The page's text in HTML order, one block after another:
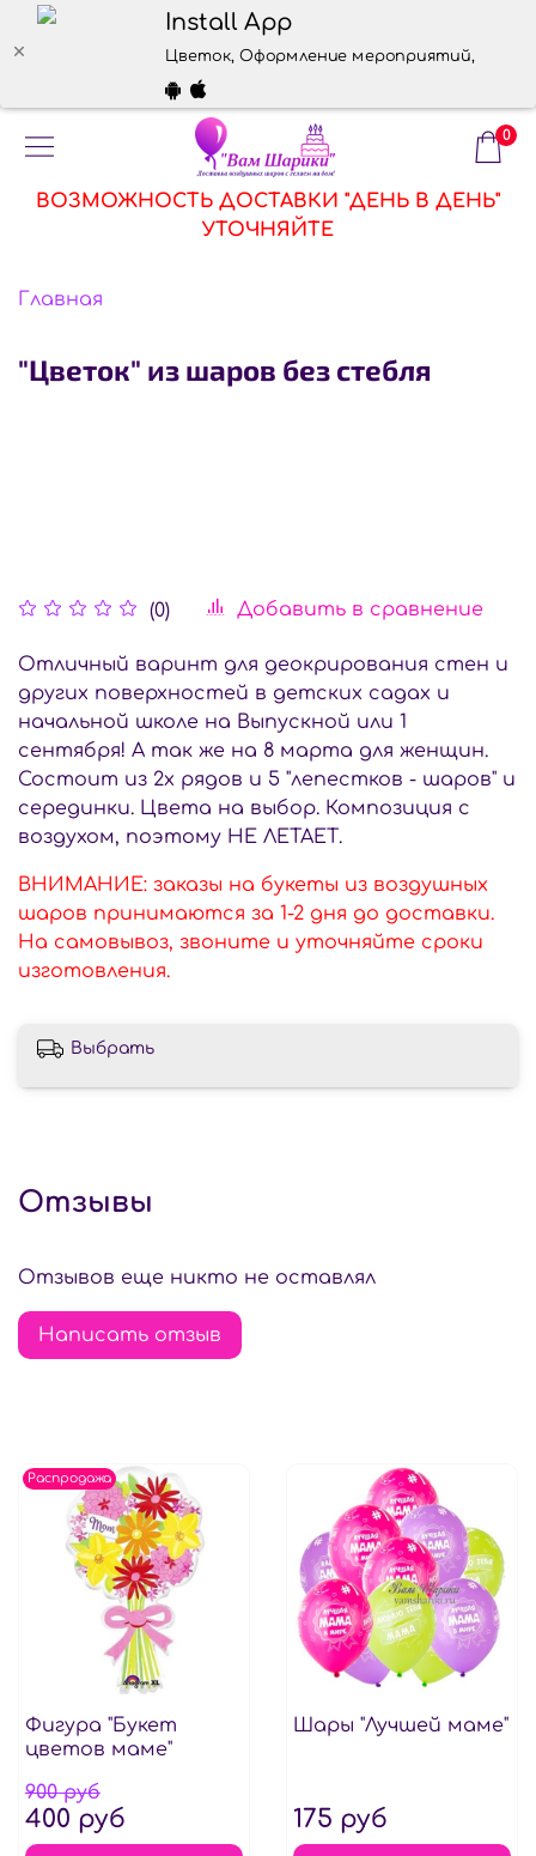
Install App
Цветок, Оформление мероприятий,
0
ВОЗМОЖНОСТЬ ДОСТАВКИ "ДЕНЬ В ДЕНЬ"
УТОЧНЯЙТЕ
Главная
"Цветок" из шаров без стебля
(0) Добавить в сравнение
Отличный варинт для деокрирования стен и
других поверхностей в детских садах и
начальной школе на Выпускной или 1
сентября! А так же на 8 марта для женщин.
Состоит из 2х рядов и 5 "лепестков - шаров" и
серединки. Цвета на выбор. Композиция с
воздухом, поэтому НЕ ЛЕТАЕТ.
ВНИМАНИЕ: заказы на букеты из воздушных
шаров принимаются за 1-2 дня до доставки.
На самовывоз, звоните и уточняйте сроки
изготовления.
Выбрать
Отзывы
Отзывов еще никто не оставлял
Написать отзыв
Распродажа
Фигура "Букет
цветов маме"
900 руб
400 руб
Шары "Лучшей маме"
175 руб